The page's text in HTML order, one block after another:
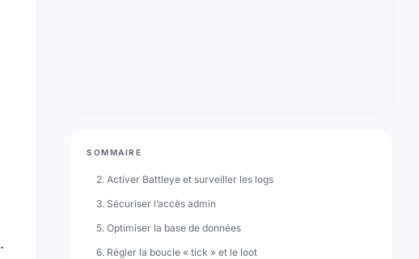
.
SOMMAIRE
2. Activer Battleye et surveiller les logs
3. Sécuriser l’accès admin
5. Optimiser la base de données
6. Régler la boucle « tick » et le loot